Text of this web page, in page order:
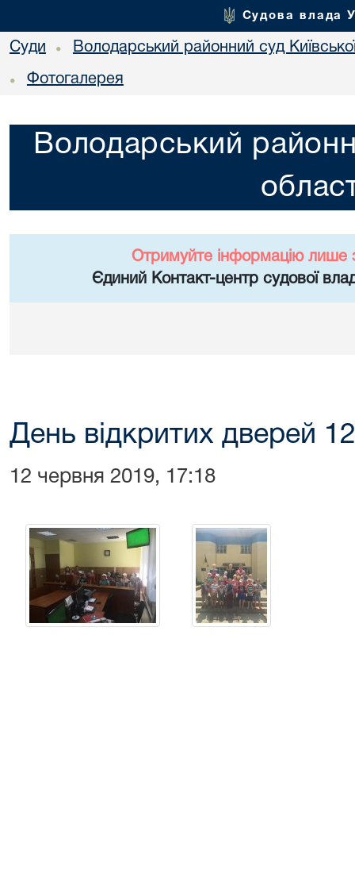
Судова влада
Суди • Володарський районний суд
• Фотогалерея
Володарський
Отримуйте інформацію лише
Єдиний Контакт-центр судової
День відкритих дверей
12 червня 2019, 17:18